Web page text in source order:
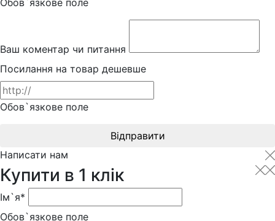
Ваш коментар чи питання
Посилання на товар дешевше
Обов`язкове поле
Відправити
Написати нам
Купити в 1 клік
Ім`я*
Обов`язкове поле